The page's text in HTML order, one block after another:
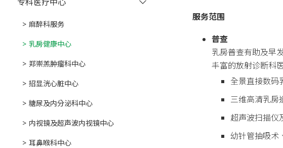
麻醉科服务
乳房健康中心
郑崇羔肿瘤科中心
招显洸心脏中心
糖尿及内分泌科中心
内视镜及超声波内视镜中心
耳鼻喉科中心
服务范围
普查
乳房普查有助及早
丰富的放射诊断科
全景直接数
三维高清乳房
超声波扫描仪
幼针管抽吸术